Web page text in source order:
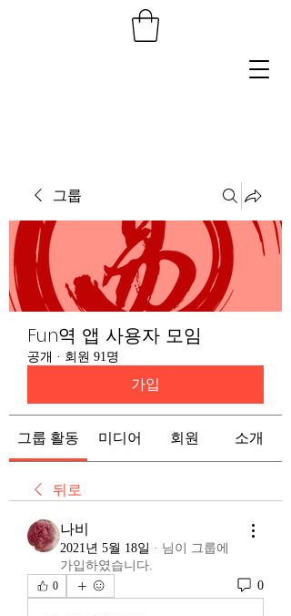
그룹
Fun역 앱 사용자 모임
공개 · 회원 91명
가입
그룹 활동 미디어 회원 소개
뒤로
나비
2021년 5월 18일 · 님이 그룹에
가입하였습니다.
0 0